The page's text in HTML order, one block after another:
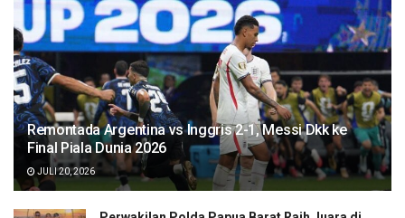
Remontada Argentina vs Inggris 2-1, Messi Dkk ke
Final Piala Dunia 2026
JULI 20, 2026